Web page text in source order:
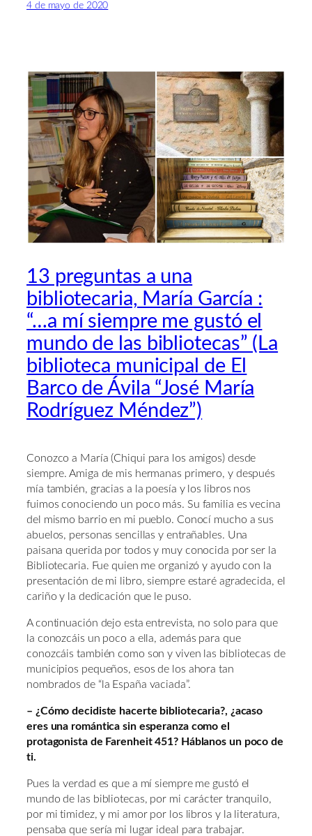
4 de mayo de 2020
13 preguntas a una
bibliotecaria, María García :
“…a mí siempre me gustó el
mundo de las bibliotecas” (La
biblioteca municipal de El
Barco de Ávila “José María
Rodríguez Méndez”)
Conozco a María (Chiqui para los amigos) desde
siempre. Amiga de mis hermanas primero, y después
mía también, gracias a la poesía y los libros nos
fuimos conociendo un poco más. Su familia es vecina
del mismo barrio en mi pueblo. Conocí mucho a sus
abuelos, personas sencillas y entrañables. Una
paisana querida por todos y muy conocida por ser la
Bibliotecaria. Fue quien me organizó y ayudo con la
presentación de mi libro, siempre estaré agradecida, el
cariño y la dedicación que le puso.
A continuación dejo esta entrevista, no solo para que
la conozcáis un poco a ella, además para que
conozcáis también como son y viven las bibliotecas de
municipios pequeños, esos de los ahora tan
nombrados de “la España vaciada”.
– ¿Cómo decidiste hacerte bibliotecaria?, ¿acaso
eres una romántica sin esperanza como el
protagonista de Farenheit 451? Háblanos un poco de
ti.
Pues la verdad es que a mí siempre me gustó el
mundo de las bibliotecas, por mi carácter tranquilo,
por mi timidez, y mi amor por los libros y la literatura,
pensaba que sería mi lugar ideal para trabajar.